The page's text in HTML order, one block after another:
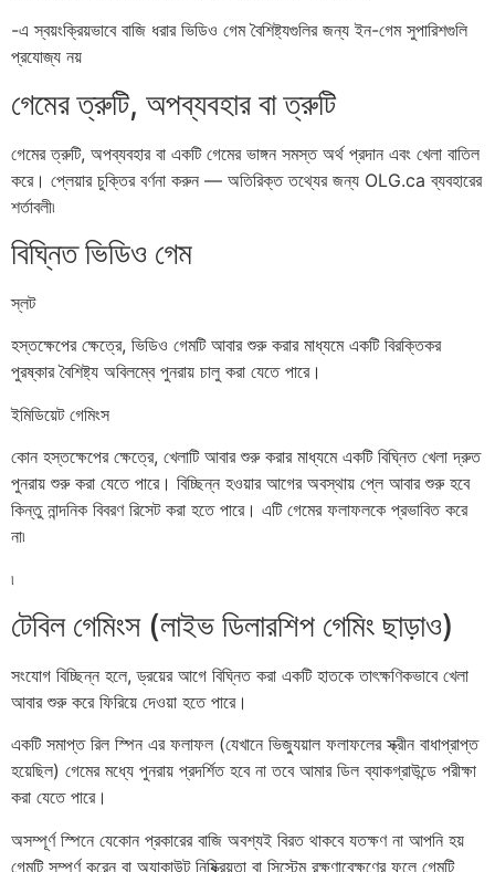
-এ স্বয়ংক্রিয়ভাবে বাজি ধরার ভিডিও গেম বৈশিষ্ট্যগুলির জন্য ইন-গেম সুপারিশগুলি
প্রযোজ্য নয়
গেমের ত্রুটি, অপব্যবহার বা ত্রুটি
গেমের ত্রুটি, অপব্যবহার বা একটি গেমের ভাঙ্গন সমস্ত অর্থ প্রদান এবং খেলা বাতিল
করে। প্লেয়ার চুক্তির বর্ণনা করুন — অতিরিক্ত তথ্যের জন্য OLG.ca ব্যবহারের
শর্তাবলী৷
বিঘ্নিত ভিডিও গেম
স্লট
হস্তক্ষেপের ক্ষেত্রে, ভিডিও গেমটি আবার শুরু করার মাধ্যমে একটি বিরক্তিকর
পুরষ্কার বৈশিষ্ট্য অবিলম্বে পুনরায় চালু করা যেতে পারে।
ইমিডিয়েট গেমিংস
কোন হস্তক্ষেপের ক্ষেত্রে, খেলাটি আবার শুরু করার মাধ্যমে একটি বিঘ্নিত খেলা দ্রুত
পুনরায় শুরু করা যেতে পারে। বিচ্ছিন্ন হওয়ার আগের অবস্থায় প্লে আবার শুরু হবে
কিন্তু নান্দনিক বিবরণ রিসেট করা হতে পারে। এটি গেমের ফলাফলকে প্রভাবিত করে
না৷
৷
টেবিল গেমিংস (লাইভ ডিলারশিপ গেমিং ছাড়াও)
সংযোগ বিচ্ছিন্ন হলে, ড্রয়ের আগে বিঘ্নিত করা একটি হাতকে তাৎক্ষণিকভাবে খেলা
আবার শুরু করে ফিরিয়ে দেওয়া হতে পারে।
একটি সমাপ্ত রিল স্পিন এর ফলাফল (যেখানে ভিজ্যুয়াল ফলাফলের স্ক্রীন বাধাপ্রাপ্ত
হয়েছিল) গেমের মধ্যে পুনরায় প্রদর্শিত হবে না তবে আমার ডিল ব্যাকগ্রাউন্ডে পরীক্ষা
করা যেতে পারে।
অসম্পূর্ণ স্পিনে যেকোন প্রকারের বাজি অবশ্যই বিরত থাকবে যতক্ষণ না আপনি হয়
গেমটি সম্পূর্ণ করেন বা অ্যাকাউন্ট নিষ্ক্রিয়তা বা সিস্টেম রক্ষণাবেক্ষণের ফলে গেমটি